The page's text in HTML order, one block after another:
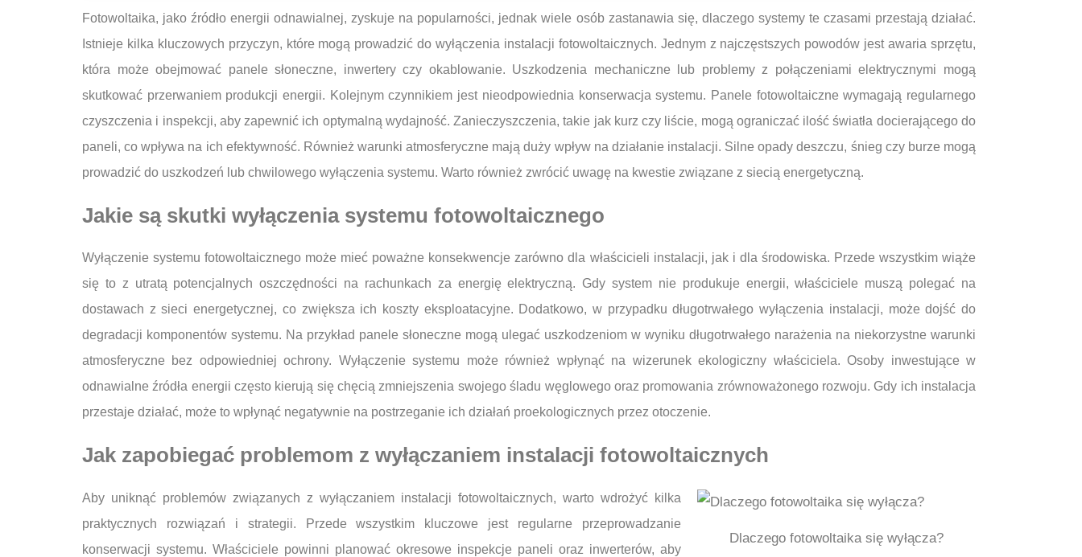
Fotowoltaika, jako źródło energii odnawialnej, zyskuje na popularności, jednak wiele osób zastanawia się, dlaczego systemy te czasami przestają działać.
Istnieje kilka kluczowych przyczyn, które mogą prowadzić do wyłączenia instalacji fotowoltaicznych. Jednym z najczęstszych powodów jest awaria sprzętu,
która może obejmować panele słoneczne, inwertery czy okablowanie. Uszkodzenia mechaniczne lub problemy z połączeniami elektrycznymi mogą
skutkować przerwaniem produkcji energii. Kolejnym czynnikiem jest nieodpowiednia konserwacja systemu. Panele fotowoltaiczne wymagają regularnego
czyszczenia i inspekcji, aby zapewnić ich optymalną wydajność. Zanieczyszczenia, takie jak kurz czy liście, mogą ograniczać ilość światła docierającego do
paneli, co wpływa na ich efektywność. Również warunki atmosferyczne mają duży wpływ na działanie instalacji. Silne opady deszczu, śnieg czy burze mogą
prowadzić do uszkodzeń lub chwilowego wyłączenia systemu. Warto również zwrócić uwagę na kwestie związane z siecią energetyczną.
Jakie są skutki wyłączenia systemu fotowoltaicznego
Wyłączenie systemu fotowoltaicznego może mieć poważne konsekwencje zarówno dla właścicieli instalacji, jak i dla środowiska. Przede wszystkim wiąże
się to z utratą potencjalnych oszczędności na rachunkach za energię elektryczną. Gdy system nie produkuje energii, właściciele muszą polegać na
dostawach z sieci energetycznej, co zwiększa ich koszty eksploatacyjne. Dodatkowo, w przypadku długotrwałego wyłączenia instalacji, może dojść do
degradacji komponentów systemu. Na przykład panele słoneczne mogą ulegać uszkodzeniom w wyniku długotrwałego narażenia na niekorzystne warunki
atmosferyczne bez odpowiedniej ochrony. Wyłączenie systemu może również wpłynąć na wizerunek ekologiczny właściciela. Osoby inwestujące w
odnawialne źródła energii często kierują się chęcią zmniejszenia swojego śladu węglowego oraz promowania zrównoważonego rozwoju. Gdy ich instalacja
przestaje działać, może to wpłynąć negatywnie na postrzeganie ich działań proekologicznych przez otoczenie.
Jak zapobiegać problemom z wyłączaniem instalacji fotowoltaicznych
Dlaczego fotowoltaika się wyłącza?
Aby uniknąć problemów związanych z wyłączaniem instalacji fotowoltaicznych, warto wdrożyć kilka
praktycznych rozwiązań i strategii. Przede wszystkim kluczowe jest regularne przeprowadzanie
konserwacji systemu. Właściciele powinni planować okresowe inspekcje paneli oraz inwerterów, aby